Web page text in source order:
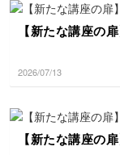
【新たな講座の
2026/07/13
【新たな講座の